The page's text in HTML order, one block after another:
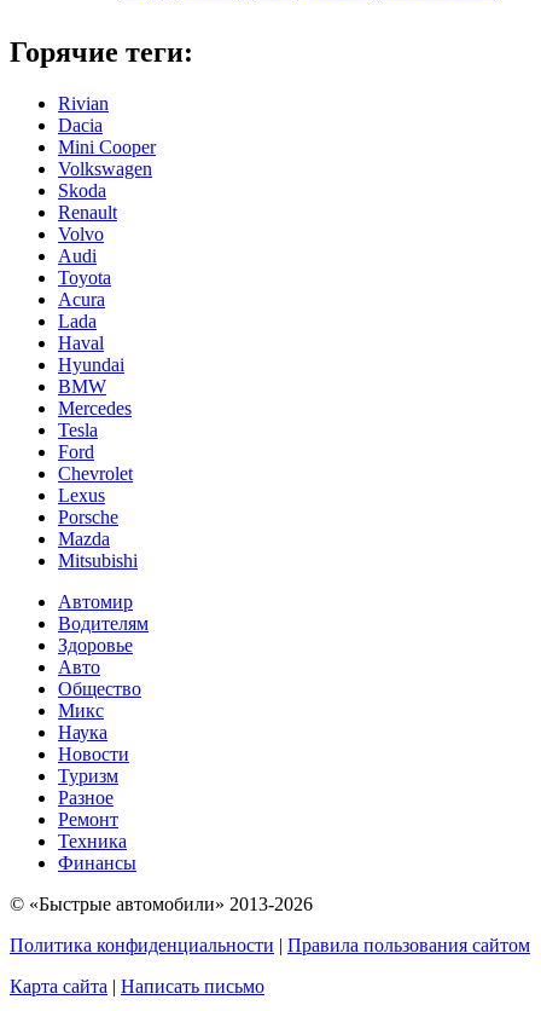
Горячие теги:
Rivian
Dacia
Mini Cooper
Volkswagen
Skoda
Renault
Volvo
Audi
Toyota
Acura
Lada
Haval
Hyundai
BMW
Mercedes
Tesla
Ford
Chevrolet
Lexus
Porsche
Mazda
Mitsubishi
Автомир
Водителям
Здоровье
Авто
Общество
Микс
Наука
Новости
Туризм
Разное
Ремонт
Техника
Финансы
© «Быстрые автомобили» 2013-2026
Политика конфиденциальности | Правила пользования сайтом
Карта сайта | Написать письмо